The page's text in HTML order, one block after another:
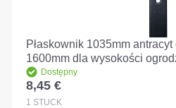
Płaskownik 1035mm antracyt
1600mm dla wysokości
Dostępny
Cena regularna:
8,45 €
1 STÜCK